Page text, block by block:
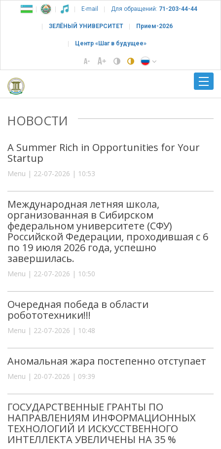
E-mail Для обращений: 71-203-44-44
ЗЕЛЁНЫЙ УНИВЕРСИТЕТ Прием-2026
Центр «Шаг в будущее»
НОВОСТИ
A Summer Rich in Opportunities for Your
Startup
Menu | 22-07-2026 | 10:53
Международная летняя школа,
организованная в Сибирском
федеральном университете (СФУ)
Российской Федерации, проходившая с 6
по 19 июля 2026 года, успешно
завершилась.
Menu | 22-07-2026 | 10:50
Очередная победа в области
робототехники!!!
Menu | 22-07-2026 | 10:48
Аномальная жара постепенно отступает
Menu | 20-07-2026 | 09:39
ГОСУДАРСТВЕННЫЕ ГРАНТЫ ПО
НАПРАВЛЕНИЯМ ИНФОРМАЦИОННЫХ
ТЕХНОЛОГИЙ И ИСКУССТВЕННОГО
ИНТЕЛЛЕКТА УВЕЛИЧЕНЫ НА 35 %